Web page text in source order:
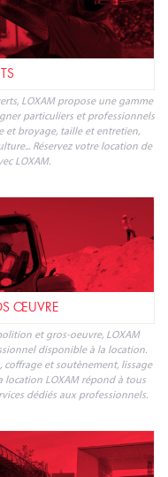
LOXAM propose une gamme
particuliers et professionnels
et broyage, taille et entretien,
Réservez votre location de
LOXAM.
ŒUVRE
et gros-oeuvre, LOXAM
disponible à la location.
et soutènement, lissage
location LOXAM répond à tous
dédiés aux professionnels.